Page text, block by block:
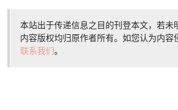
本站出于传递信息之目的刊登本文，若未
内容版权均归原作者所有。如您认为内容
联系我们。